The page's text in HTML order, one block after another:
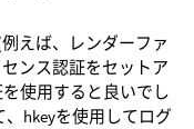
えば、レンダーファ
ンス認証をセットア
使用すると良いでし
、hkeyを使用してログ